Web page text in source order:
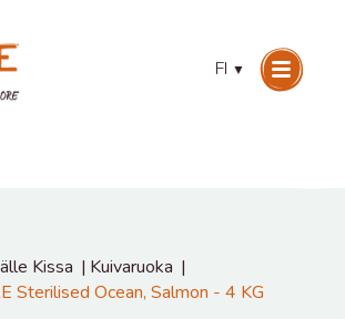
FI ▼
Kissa
Kuivaruoka
Sterilised Ocean, Salmon - 4 KG